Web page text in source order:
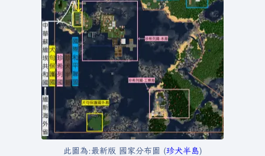
此圖為:最新版 國家分布圖 (珍犬半島)